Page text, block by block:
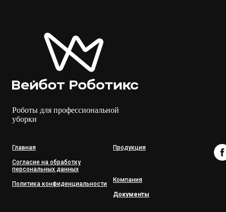
Роботы для профессиональной
уборки
Главная
Согласие на обработку
персональных данных
Политика конфиденциальности
Продукция
Компания
Документы